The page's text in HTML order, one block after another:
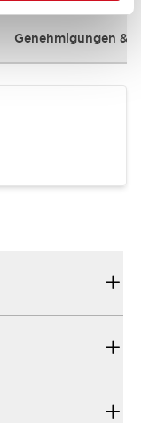
Genehmigungen &